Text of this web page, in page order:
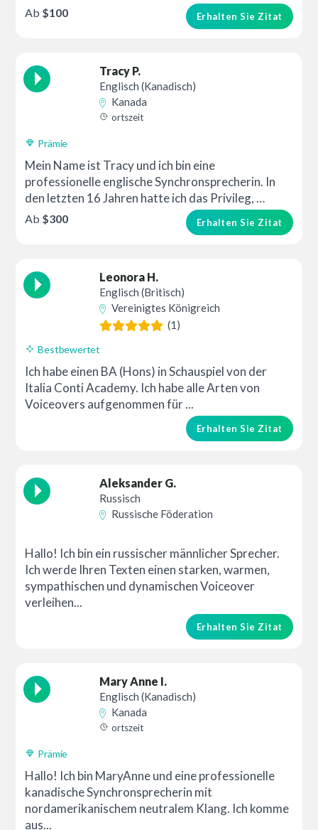
Erhalten Sie Zitat
Ab $100
Tracy P.
Englisch (Kanadisch)
Kanada
ortszeit
Prämie
Mein Name ist Tracy und ich bin eine
professionelle englische Synchronsprecherin. In
den letzten 16 Jahren hatte ich das Privileg, …
Erhalten Sie Zitat
Ab $300
Leonora H.
Englisch (Britisch)
Vereinigtes Königreich
(1)
Bestbewertet
Ich habe einen BA (Hons) in Schauspiel von der
Italia Conti Academy. Ich habe alle Arten von
Voiceovers aufgenommen für ...
Erhalten Sie Zitat
Aleksander G.
Russisch
Russische Föderation
Hallo! Ich bin ein russischer männlicher Sprecher.
Ich werde Ihren Texten einen starken, warmen,
sympathischen und dynamischen Voiceover
verleihen...
Erhalten Sie Zitat
Mary Anne I.
Englisch (Kanadisch)
Kanada
ortszeit
Prämie
Hallo! Ich bin MaryAnne und eine professionelle
kanadische Synchronsprecherin mit
nordamerikanischem neutralem Klang. Ich komme
aus...